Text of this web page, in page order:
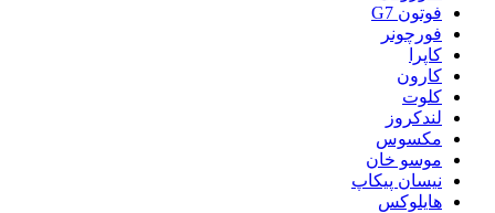
فوتون G7
فورچونر
کاپرا
کارون
کلوت
لندکروز
مکسوس
موسو خان
نیسان پیکاپ
هایلوکس